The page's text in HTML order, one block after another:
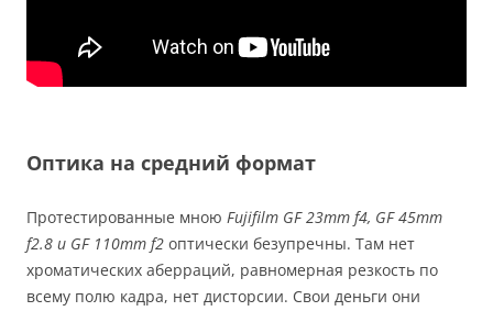
Оптика на средний формат
Протестированные мною Fujifilm GF 23mm f4, GF 45mm
f2.8 и GF 110mm f2 оптически безупречны. Там нет
хроматических аберраций, равномерная резкость по
всему полю кадра, нет дисторсии. Свои деньги они